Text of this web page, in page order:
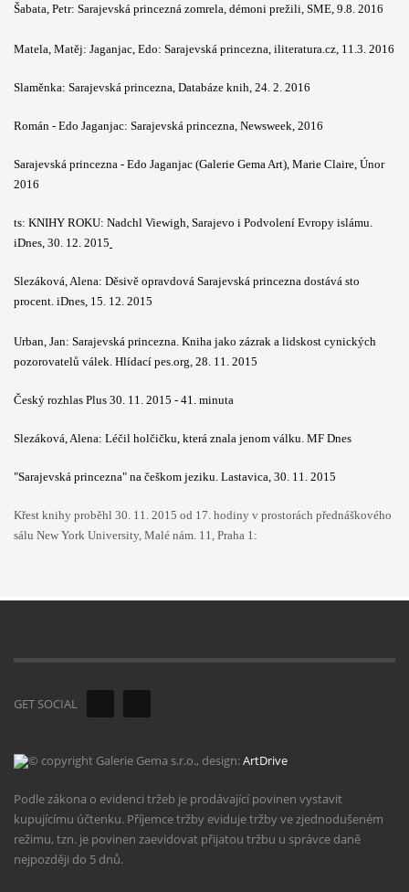
Šabata, Petr: Sarajevská princezná zomrela, démoni prežili, SME, 9.8. 2016
Matela, Matěj: Jaganjac, Edo: Sarajevská princezna, iliteratura.cz, 11.3. 2016
Slaměnka: Sarajevská princezna, Databáze knih, 24. 2. 2016
Román - Edo Jaganjac: Sarajevská princezna, Newsweek, 2016
Sarajevská princezna - Edo Jaganjac (Galerie Gema Art), Marie Claire, Únor
2016
ts: KNIHY ROKU: Nadchl Viewigh, Sarajevo i Podvolení Evropy islámu.
iDnes, 30. 12. 2015
Slezáková, Alena: Děsivě opravdová Sarajevská princezna dostává sto
procent. iDnes, 15. 12. 2015
Urban, Jan: Sarajevská princezna. Kniha jako zázrak a lidskost cynických
pozorovatelů válek. Hlídací pes.org, 28. 11. 2015
Český rozhlas Plus 30. 11. 2015 - 41. minuta
Slezáková, Alena: Léčil holčičku, která znala jenom válku. MF Dnes
"Sarajevská princezna" na češkom jeziku. Lastavica, 30. 11. 2015
Křest knihy proběhl 30. 11. 2015 od 17. hodiny v prostorách přednáškového
sálu New York University, Malé nám. 11, Praha 1:
GET SOCIAL
© copyright Galerie Gema s.r.o., design:ArtDrive
Podle zákona o evidenci tržeb je prodávající povinen vystavit
kupujícímu účtenku. Příjemce tržby eviduje tržby ve zjednodušeném
režimu, tzn. je povinen zaevidovat přijatou tržbu u správce daně
nejpozději do 5 dnů.